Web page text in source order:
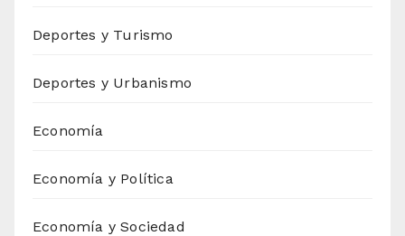
Deportes y Turismo
Deportes y Urbanismo
Economía
Economía y Política
Economía y Sociedad